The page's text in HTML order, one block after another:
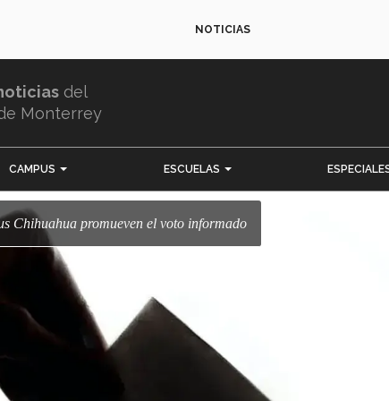
NOTICIAS
del
Monterrey
CAMPUS ESCUELAS
Chihuahua promueven el voto informado